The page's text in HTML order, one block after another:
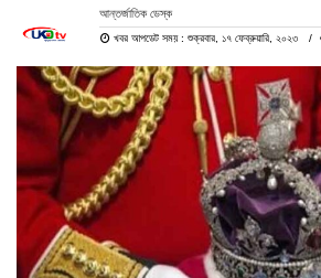
আন্তর্জাতিক ডেস্ক
খবর আপডেট সময় : শুক্রবার, ১৭ ফেব্রুয়ারি, ২০২৩